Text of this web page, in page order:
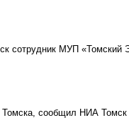
сотрудник МУП «Томский
сообщил НИА Томск